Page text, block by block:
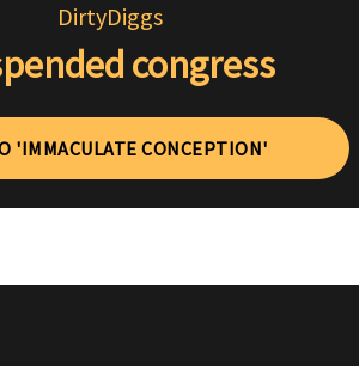
DirtyDiggs
congress
'IMMACULATE CONCEPTION'